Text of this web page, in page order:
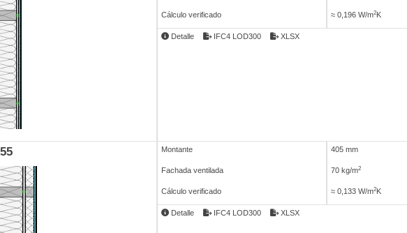
Cálculo verificado ≈ 0,196 W/m2K
Detalle IFC4 LOD300 XLSX
Montante 405 mm
Fachada ventilada 70 kg/m2
Cálculo verificado ≈ 0,133 W/m2K
Detalle IFC4 LOD300 XLSX